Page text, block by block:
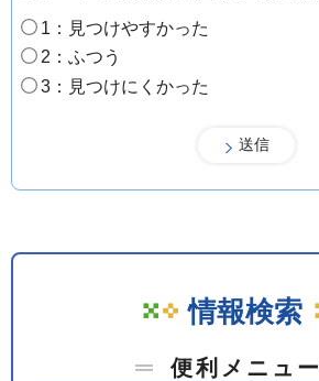
1：見つけやすかった
2：ふつう
3：見つけにくかった
情報検索
便利メニュー